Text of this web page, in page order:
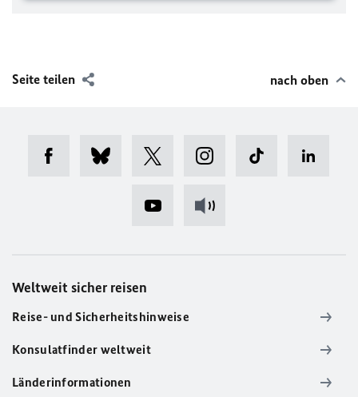
Seite teilen nach oben
Weltweit sicher reisen
Reise- und Sicherheitshinweise
Konsulatfinder weltweit
Länderinformationen